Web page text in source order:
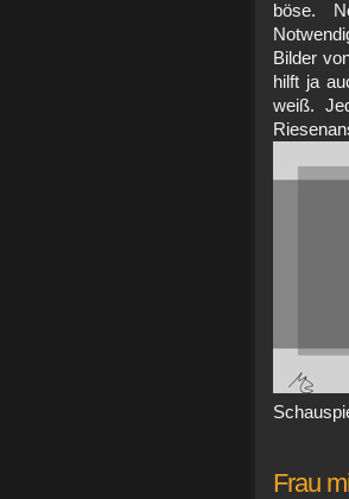
böse.
Bilder
hilft ja
weiß.
Frau